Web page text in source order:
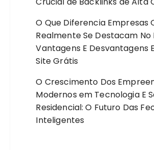
O Que Diferencia Empresas
Realmente Se Destacam
Vantagens E Desvantagens
Site Grátis
O Crescimento Dos
Modernos em Tecnologia E
Residencial: O Futuro Das
Inteligentes